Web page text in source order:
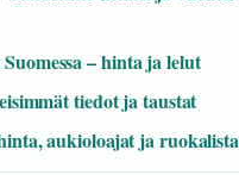
– hinta ja lelut
tiedot ja taustat
aukioloajat ja ruokalista